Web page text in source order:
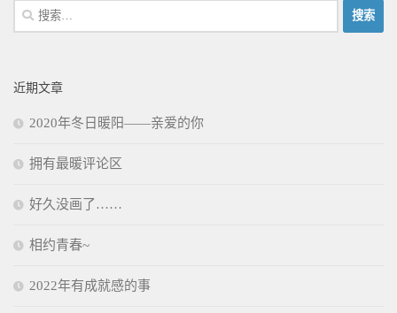
搜
索：
近期文章
2020年冬日暖阳——亲爱的你
拥有最暖评论区
好久没画了……
相约青春~
2022年有成就感的事